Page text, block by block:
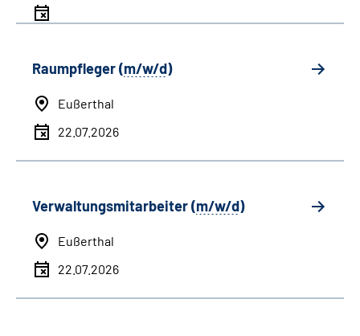
Raumpfleger (m/w/d)
Eußerthal
22.07.2026
Verwaltungsmitarbeiter (m/w/d)
Eußerthal
22.07.2026